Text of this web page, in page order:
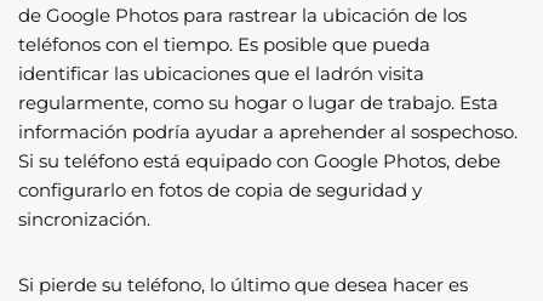
de Google Photos para rastrear la ubicación de los
teléfonos con el tiempo. Es posible que pueda
identificar las ubicaciones que el ladrón visita
regularmente, como su hogar o lugar de trabajo. Esta
información podría ayudar a aprehender al sospechoso.
Si su teléfono está equipado con Google Photos, debe
configurarlo en fotos de copia de seguridad y
sincronización.
Si pierde su teléfono, lo último que desea hacer es